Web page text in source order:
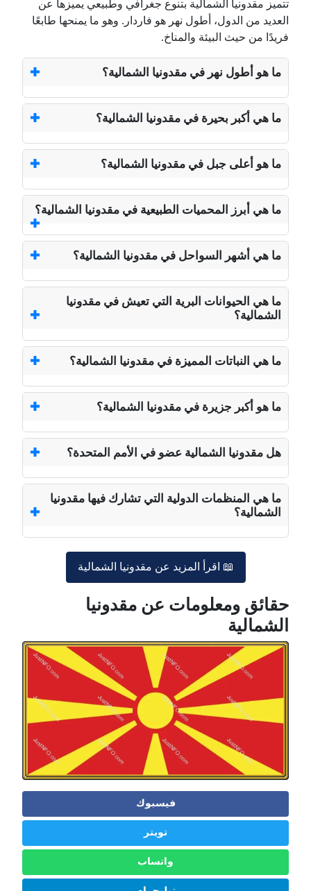
تتميز مقدونيا الشمالية بتنوع جغرافي وطبيعي يميزها عن
العديد من الدول، أطول نهر هو فاردار. وهو ما يمنحها طابعًا
فريدًا من حيث البيئة والمناخ.
ما هو أطول نهر في مقدونيا الشمالية؟
ما هي أكبر بحيرة في مقدونيا الشمالية؟
ما هو أعلى جبل في مقدونيا الشمالية؟
ما هي أبرز المحميات الطبيعية في مقدونيا الشمالية؟
ما هي أشهر السواحل في مقدونيا الشمالية؟
ما هي الحيوانات البرية التي تعيش في مقدونيا
الشمالية؟
ما هي النباتات المميزة في مقدونيا الشمالية؟
ما هو أكبر جزيرة في مقدونيا الشمالية؟
هل مقدونيا الشمالية عضو في الأمم المتحدة؟
ما هي المنظمات الدولية التي تشارك فيها مقدونيا
الشمالية؟
📖 اقرأ المزيد عن مقدونيا الشمالية
حقائق ومعلومات عن مقدونيا
الشمالية
فيسبوك
تويتر
واتساب